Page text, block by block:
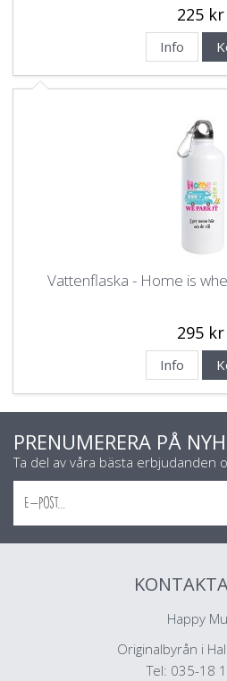
225 kr
Info
Vattenflaska - Home is
295 kr
Info
PRENUMERERA PÅ
Ta del av våra bästa erbjudanden
Happy
Originalbyrån i
Tel: 035-18